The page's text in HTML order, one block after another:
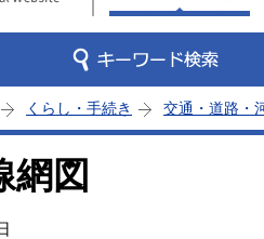
くらし・手続き 交通・道路・
網図